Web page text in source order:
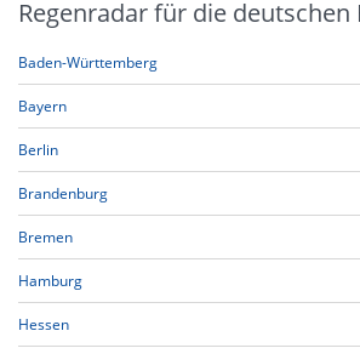
Regenradar für die
Baden-Württemberg
Bayern
Berlin
Brandenburg
Bremen
Hamburg
Hessen